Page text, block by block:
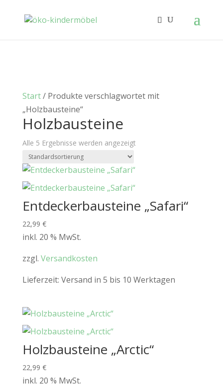
Start/ Produkte verschlagwortet mit
„Holzbausteine“
Holzbausteine
Alle 5 Ergebnisse werden angezeigt
Entdeckerbausteine „Safari“
22,99 €
inkl. 20 % MwSt.
zzgl. Versandkosten
Lieferzeit: Versand in 5 bis 10 Werktagen
Holzbausteine „Arctic“
22,99 €
inkl. 20 % MwSt.